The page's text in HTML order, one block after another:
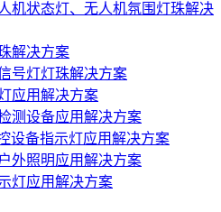
机状态灯、无人机氛围灯珠解决
解决方案
号灯灯珠解决方案
应用解决方案
测设备应用解决方案
设备指示灯应用解决方案
外照明应用解决方案
灯应用解决方案